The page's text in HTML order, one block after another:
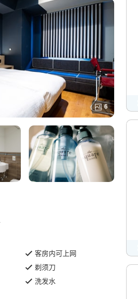
6
客房内可上网
剃须刀
洗发水